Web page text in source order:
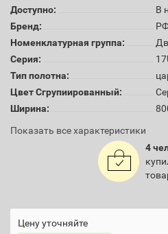
Доступно:
В
Бренд:
Номенклатурная группа:
Серия:
Тип полотна:
Цвет Сгрупиированный:
Ширина:
Показать все характеристики
4
Цену уточняйте